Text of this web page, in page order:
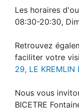
Les horaires
08:30-20:30,
Retrouvez
faciliter votre
29, LE KREMLIN
Nous vous
BICETRE